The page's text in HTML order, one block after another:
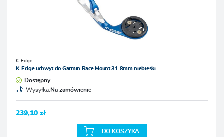
K-Edge
K-Edge uchwyt do Garmin Race Mount 31.8mm niebieski
Dostępny
Wysyłka: Na zamówienie
239,10 zł
DO KOSZYKA